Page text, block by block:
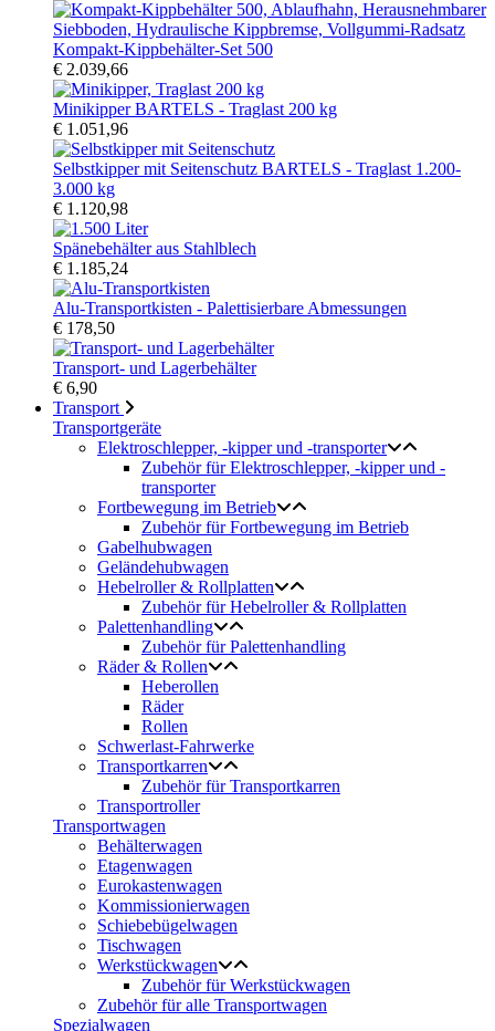
Kompakt-Kippbehälter-Set 500
€ 2.039,66
Minikipper BARTELS - Traglast 200 kg
€ 1.051,96
Selbstkipper mit Seitenschutz BARTELS - Traglast 1.200-
3.000 kg
€ 1.120,98
Spänebehälter aus Stahlblech
€ 1.185,24
Alu-Transportkisten - Palettisierbare Abmessungen
€ 178,50
Transport- und Lagerbehälter
€ 6,90
Transport
Transportgeräte
Elektroschlepper, -kipper und -transporter
Zubehör für Elektroschlepper, -kipper und -
transporter
Fortbewegung im Betrieb
Zubehör für Fortbewegung im Betrieb
Gabelhubwagen
Geländehubwagen
Hebelroller & Rollplatten
Zubehör für Hebelroller & Rollplatten
Palettenhandling
Zubehör für Palettenhandling
Räder & Rollen
Heberollen
Räder
Rollen
Schwerlast-Fahrwerke
Transportkarren
Zubehör für Transportkarren
Transportroller
Transportwagen
Behälterwagen
Etagenwagen
Eurokastenwagen
Kommissionierwagen
Schiebebügelwagen
Tischwagen
Werkstückwagen
Zubehör für Werkstückwagen
Zubehör für alle Transportwagen
Spezialwagen